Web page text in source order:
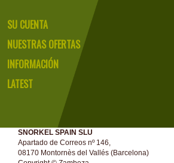
SU CUENTA
NUESTRAS OFERTAS
INFORMACIÓN
LATEST
SNORKEL SPAIN SLU
Apartado de Correos nº 146,
08170 Montornès del Vallés (Barcelona)